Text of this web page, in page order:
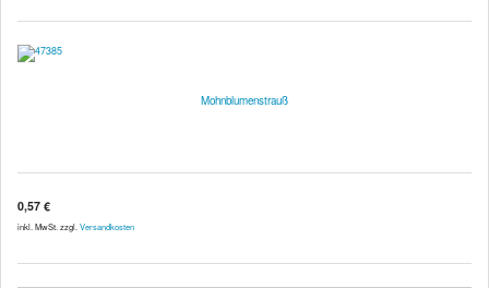
Mohnblumenstrauß
0,57 €
inkl. MwSt. zzgl. Versandkosten